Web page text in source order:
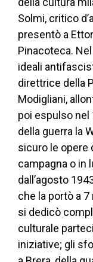
Solmi, critico
presentò a
Pinacoteca.
ideali
direttrice della
Modigliani,
poi espulso nel
della guerra la
sicuro le opere
campagna o in
dall’agosto
che la portò a
si dedicò
culturale
iniziative; gli